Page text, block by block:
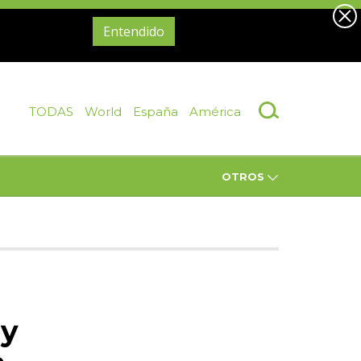
Entendido
TODAS World España América
OTROS